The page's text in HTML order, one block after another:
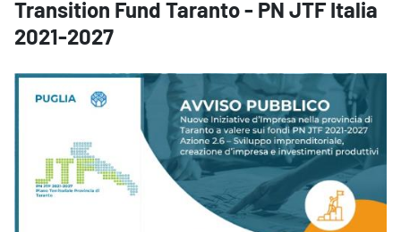
Transition Fund Taranto - PN JTF Italia
2021-2027